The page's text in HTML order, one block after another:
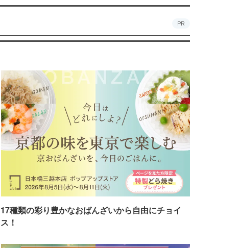
PR
17種類の彩り豊かなおばんざいから自由にチョイ
ス！